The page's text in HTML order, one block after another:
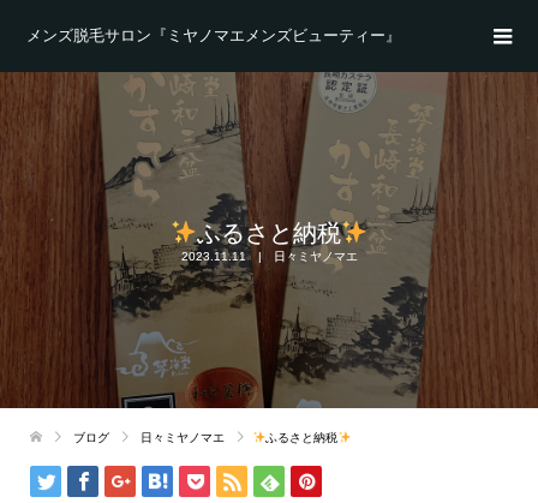
メンズ脱毛サロン『ミヤノマエメンズビューティー』
ふるさと納税
2023.11.11 日々ミヤノマエ
ブログ 日々ミヤノマエ ふるさと納税